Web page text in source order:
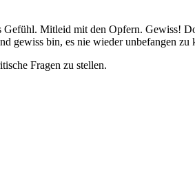
Mitleid mit den Opfern. Gewiss!
gewiss bin, es nie wieder unbefangen zu
Fragen zu stellen.